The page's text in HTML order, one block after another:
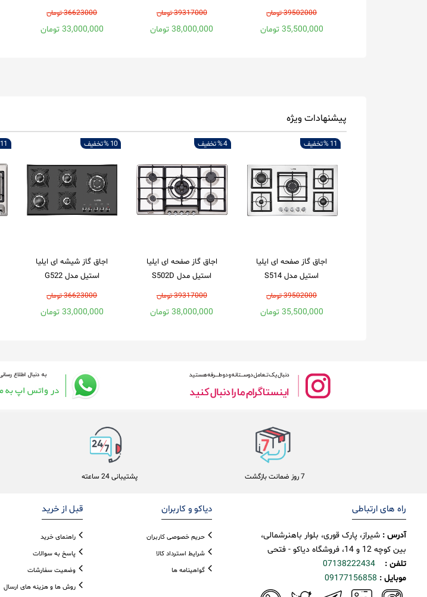
36623000 تومان
33,000,000 تومان
39317000 تومان
38,000,000 تومان
39502000 تومان
35,500,000 تومان
پیشنهادات ویژه
11 % 10 % تخفیف
اجاق گاز شیشه ای ایلیا
استیل مدل G522
36623000 تومان
33,000,000 تومان
4 % تخفیف
اجاق گاز صفحه ای ایلیا
استیل مدل S502D
39317000 تومان
38,000,000 تومان
11 % تخفیف
اجاق گاز صفحه ای ایلیا
استیل مدل S514
39502000 تومان
35,500,000 تومان
پشتیبانی 24 ساعته 7 روز ضمانت بازگشت
قبل از خرید
راهنمای خرید
پاسخ به سوالات
وضعیت سفارشات
روش ها و هزینه های ارسال
دیاکو و کاربران
حریم خصوصی کاربران
شرایط استرداد کالا
گواهینامه ها
راه های ارتباطی
آدرس :شیراز، پارک قوری، بلوار باهنرشمالی،
بین کوچه 12 و 14، فروشگاه دیاکو - فتحی
تلفن :07138222434
موبایل : 09177156858